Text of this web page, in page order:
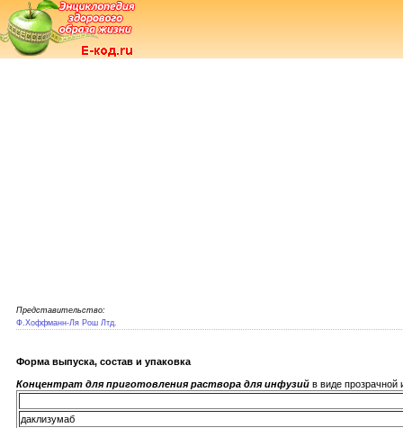
Представительство:
Ф.Хоффманн-Ля Рош Лтд.
Форма выпуска, состав и упаковка
Концентрат для приготовления раствора для инфузий в виде прозрачной
даклизумаб